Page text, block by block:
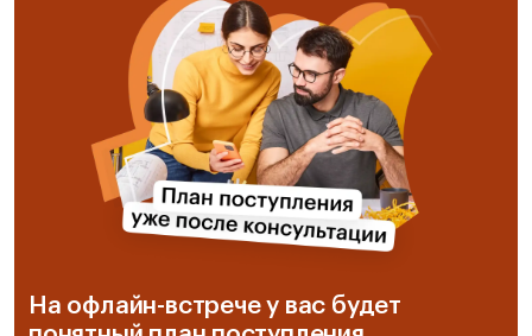
На офлайн-встрече у вас будет